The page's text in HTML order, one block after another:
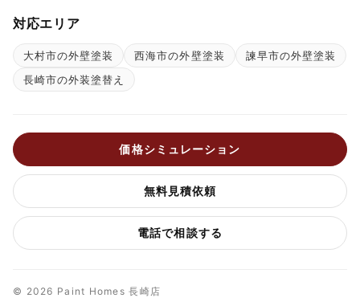
対応エリア
大村市の外壁塗装 西海市の外壁塗装
諫早市の外壁塗装
長崎市の外装塗替え
価格シミュレーション
無料見積依頼
電話で相談する
© 2026 Paint Homes 長崎店